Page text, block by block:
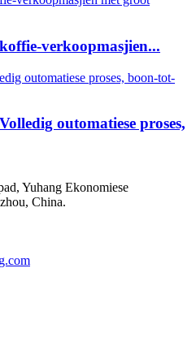
verkoopmasjien...
outomatiese proses,
Yuhang Ekonomiese
China.